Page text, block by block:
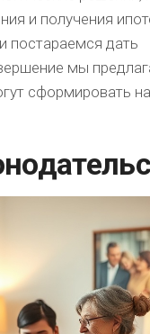
и получения
постараемся дать
мы
сформировать